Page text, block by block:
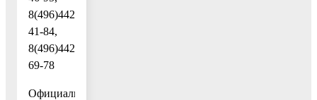
8(496)442-
41-84,
8(496)442-
69-78
Официальный